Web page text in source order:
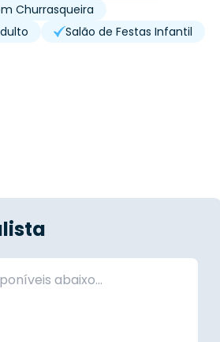
Churrasqueira
Salão de Festas Infantil